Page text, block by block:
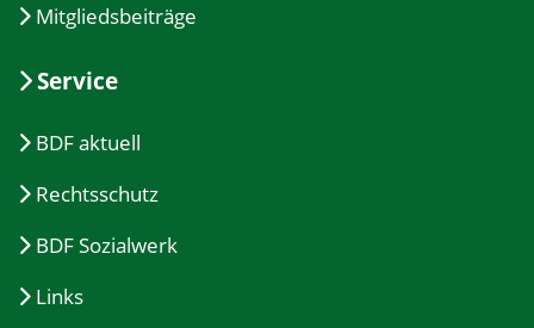
Mitgliedsbeiträge
Service
BDF aktuell
Rechtsschutz
BDF Sozialwerk
Links